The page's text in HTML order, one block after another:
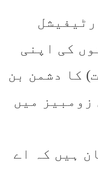
کی اپنی
کا دشمن بن
زومبیز میں
ہیں کہ اے